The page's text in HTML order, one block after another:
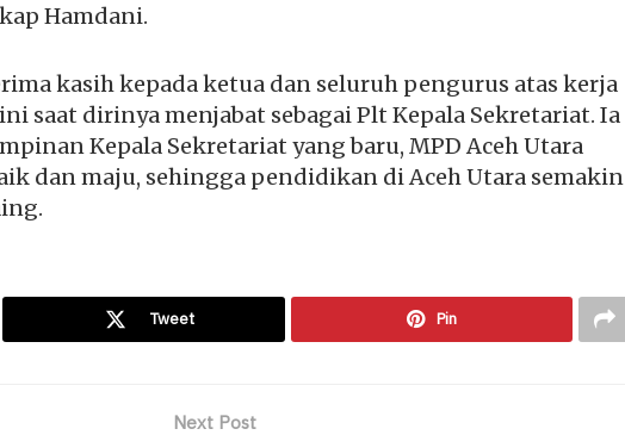
Hamdani.
kasih kepada ketua dan seluruh pengurus atas kerja
saat dirinya menjabat sebagai Plt Kepala Sekretariat. Ia
Kepala Sekretariat yang baru, MPD Aceh Utara
dan maju, sehingga pendidikan di Aceh Utara semakin
Tweet Pin
Next Post